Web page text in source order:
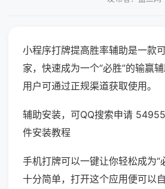
小程序打牌提高胜率辅助是一款
家，快速成为一个“必胜”的输赢
用户可通过正规渠道获取使用。
辅助安装，可QQ搜索申请
件安装教程
手机打牌可以一键让你轻松成为“
十分简单，打开这个应用便可以